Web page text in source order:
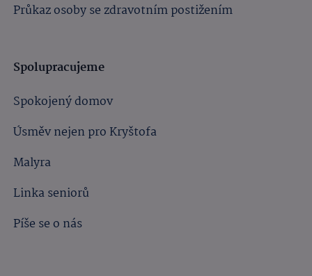
Průkaz osoby se zdravotním postižením
Spolupracujeme
Spokojený domov
Úsměv nejen pro Kryštofa
Malyra
Linka seniorů
Píše se o nás